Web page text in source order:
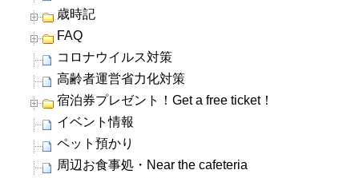
歳時記
FAQ
コロナウイルス対策
高齢者運営省力化対策
宿泊券プレゼント！Get a free ticket！
イベント情報
ペット預かり
周辺お食事処・Near the cafeteria